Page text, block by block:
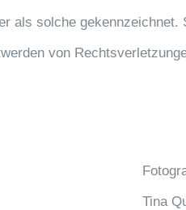
als solche
von
Tina